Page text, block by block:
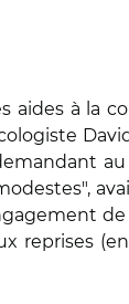
aides à la
reprises (en